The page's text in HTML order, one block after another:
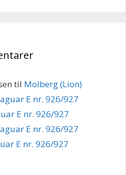
til Molberg (Lion)
E nr. 926/927
E nr. 926/927
E nr. 926/927
E nr. 926/927